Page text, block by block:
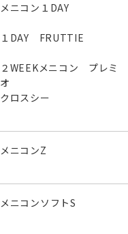
メニコン１DAY
１DAY FRUTTIE
２WEEKメニコン プレミ
オ
クロスシー
メニコンZ
メニコンソフトS